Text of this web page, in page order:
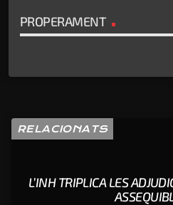
PROPERAMENT
RELACIONATS
L’INH TRIPLICA LES